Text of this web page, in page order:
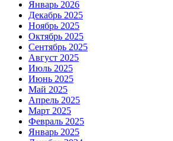
Январь 2026
Декабрь 2025
Ноябрь 2025
Октябрь 2025
Сентябрь 2025
Август 2025
Июль 2025
Июнь 2025
Май 2025
Апрель 2025
Март 2025
Февраль 2025
Январь 2025